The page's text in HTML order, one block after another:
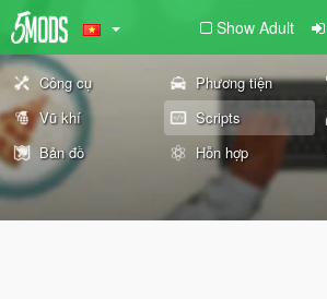
Show Adult
Công cụ Phương tiện
Vũ khí
Scripts
Bản đồ
Hỗn hợp